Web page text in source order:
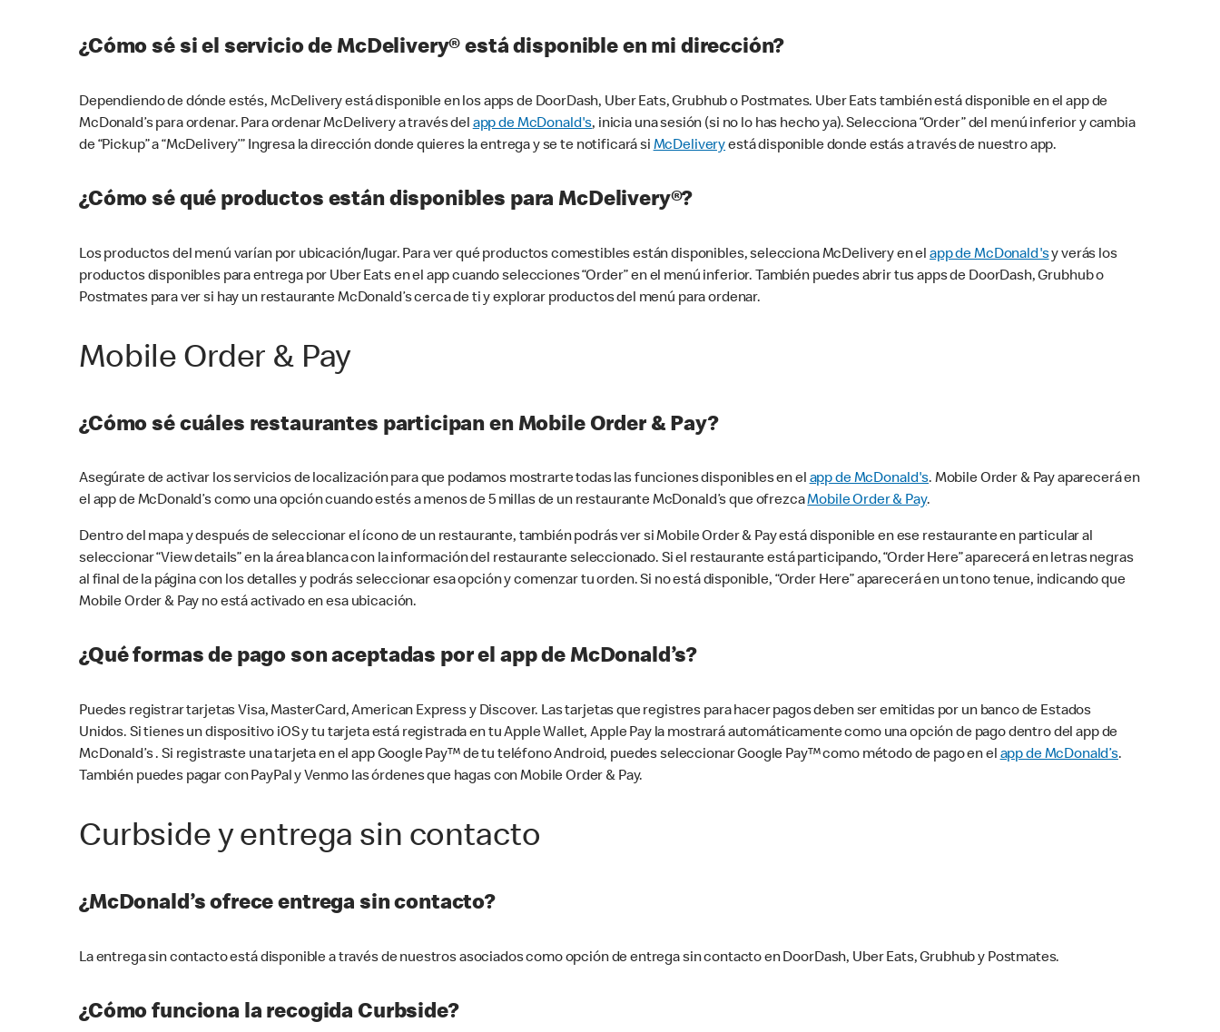
¿Cómo sé si el servicio de McDelivery® está disponible en mi dirección?
Dependiendo de dónde estés, McDelivery está disponible en los apps de DoorDash, Uber Eats, Grubhub o Postmates. Uber Eats también está disponible en el app de
McDonald’s para ordenar. Para ordenar McDelivery a través del app de McDonald's, inicia una sesión (si no lo has hecho ya). Selecciona “Order” del menú inferior y cambia
de “Pickup” a “McDelivery’” Ingresa la dirección donde quieres la entrega y se te notificará si McDeliveryestá disponible donde estás a través de nuestro app.
¿Cómo sé qué productos están disponibles para McDelivery®?
Los productos del menú varían por ubicación/lugar. Para ver qué productos comestibles están disponibles, selecciona McDelivery en elapp de McDonald'sy verás los
productos disponibles para entrega por Uber Eats en el app cuando selecciones “Order” en el menú inferior. También puedes abrir tus apps de DoorDash, Grubhub o
Postmates para ver si hay un restaurante McDonald’s cerca de ti y explorar productos del menú para ordenar.
Mobile Order & Pay
¿Cómo sé cuáles restaurantes participan en Mobile Order & Pay?
Asegúrate de activar los servicios de localización para que podamos mostrarte todas las funciones disponibles en elapp de McDonald's. Mobile Order & Pay aparecerá en
el app de McDonald’s como una opción cuando estés a menos de 5 millas de un restaurante McDonald’s que ofrezcaMobile Order & Pay.
Dentro del mapa y después de seleccionar el ícono de un restaurante, también podrás ver si Mobile Order & Pay está disponible en ese restaurante en particular al
seleccionar “View details” en la área blanca con la información del restaurante seleccionado. Si el restaurante está participando, “Order Here” aparecerá en letras negras
al final de la página con los detalles y podrás seleccionar esa opción y comenzar tu orden. Si no está disponible, “Order Here” aparecerá en un tono tenue, indicando que
Mobile Order & Pay no está activado en esa ubicación.
¿Qué formas de pago son aceptadas por el app de McDonald’s?
Puedes registrar tarjetas Visa, MasterCard, American Express y Discover. Las tarjetas que registres para hacer pagos deben ser emitidas por un banco de Estados
Unidos. Si tienes un dispositivo iOS y tu tarjeta está registrada en tu Apple Wallet, Apple Pay la mostrará automáticamente como una opción de pago dentro del app de
McDonald’s . Si registraste una tarjeta en el app Google Pay™ de tu teléfono Android, puedes seleccionar Google Pay™ como método de pago en elapp de McDonald’s.
También puedes pagar con PayPal y Venmo las órdenes que hagas con Mobile Order & Pay.
Curbside y entrega sin contacto
¿McDonald’s ofrece entrega sin contacto?
La entrega sin contacto está disponible a través de nuestros asociados como opción de entrega sin contacto en DoorDash, Uber Eats, Grubhub y Postmates.
¿Cómo funciona la recogida Curbside?